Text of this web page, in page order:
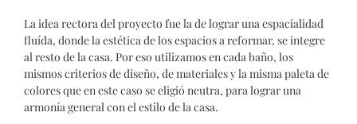
La idea rectora del proyecto fue la de lograr una espacialidad
fluída, donde la estética de los espacios a reformar, se integre
al resto de la casa. Por eso utilizamos en cada baño, los
mismos criterios de diseño, de materiales y la misma paleta de
colores que en este caso se eligió neutra, para lograr una
armonía general con el estilo de la casa.